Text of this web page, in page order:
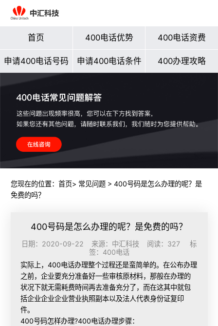
首页 400电话优势 400电话资费
申请400电话号码 申请400电话条件 400办理攻略
您现在的位置： 首页> 常见问题> 400号码是怎么办理的呢？是
免费的吗？
400号码是怎么办理的呢？是免费的吗？
日期：2020-09-22 来源：中汇科技 阅读：327 标
签： 400电话
实际上，400电话办理整个过程还是蛮简单的。在公布办理
之前，企业要充分准备好一些审核原材料，那般在办理的
状况下就无需耗费時间再去准备充分了，而在这其中就包
括企业企业企业营业执照副本以及法人代表身份证复印
件。
400号码怎样办理?400电话办理步骤：